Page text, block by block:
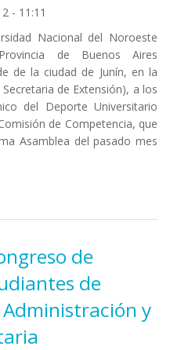
- 11:11
Nacional del Noroeste
de Buenos Aires
de la ciudad de Junín, en la
de Extensión), a los
del Deporte Universitario
de Competencia, que
Asamblea del pasado mes
(CTDUA)
de
de
y